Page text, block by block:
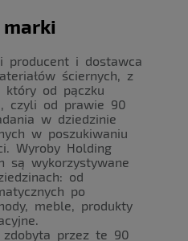
producent i dostawca
ściernych, z
który od pączku
czyli od prawie 90
w dziedzinie
w poszukiwaniu
Wyroby Holding
są wykorzystywane
od
po
meble, produkty
zdobyta przez te 90